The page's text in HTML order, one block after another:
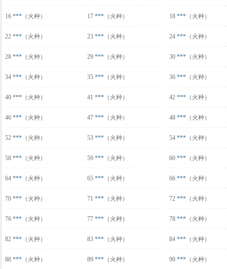
16 *** （火种） 17 *** （火种） 18 *** （火种）
22 *** （火种） 23 *** （火种） 24 *** （火种）
28 *** （火种） 29 *** （火种） 30 *** （火种）
34 *** （火种） 35 *** （火种） 36 *** （火种）
40 *** （火种） 41 *** （火种） 42 *** （火种）
46 *** （火种） 47 *** （火种） 48 *** （火种）
52 *** （火种） 53 *** （火种） 54 *** （火种）
58 *** （火种） 59 *** （火种） 60 *** （火种）
64 *** （火种） 65 *** （火种） 66 *** （火种）
70 *** （火种） 71 *** （火种） 72 *** （火种）
76 *** （火种） 77 *** （火种） 78 *** （火种）
82 *** （火种） 83 *** （火种） 84 *** （火种）
88 *** （火种） 89 *** （火种） 90 *** （火种）